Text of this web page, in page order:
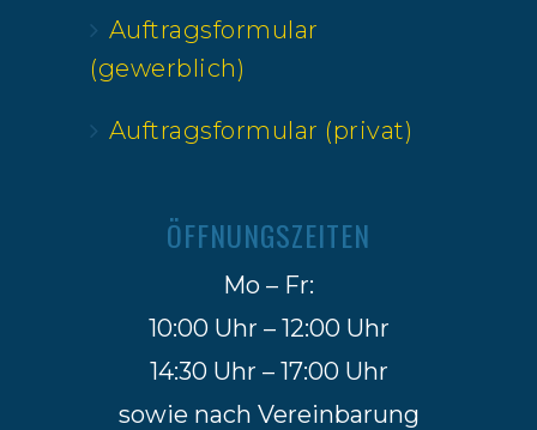
Auftragsformular
(gewerblich)
Auftragsformular (privat)
ÖFFNUNGSZEITEN
Mo – Fr:
10:00 Uhr – 12:00 Uhr
14:30 Uhr – 17:00 Uhr
sowie nach Vereinbarung